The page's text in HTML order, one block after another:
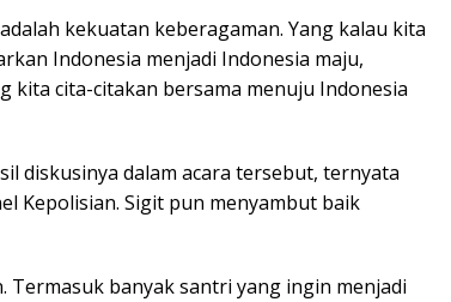
kekuatan keberagaman. Yang kalau kita
Indonesia menjadi Indonesia maju,
kita cita-citakan bersama menuju Indonesia
diskusinya dalam acara tersebut, ternyata
Kepolisian. Sigit pun menyambut baik
Termasuk banyak santri yang ingin menjadi